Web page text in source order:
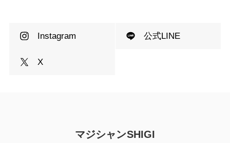
Instagram 公式LINE
X
マジシャンSHIGI